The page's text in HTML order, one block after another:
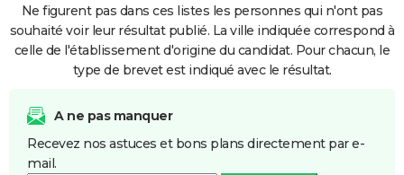
Ne figurent pas dans ces listes les personnes qui n'ont pas
souhaité voir leur résultat publié. La ville indiquée correspond à
celle de l'établissement d'origine du candidat. Pour chacun, le
type de brevet est indiqué avec le résultat.
A ne pas manquer
Recevez nos astuces et bons plans directement par e-
mail.